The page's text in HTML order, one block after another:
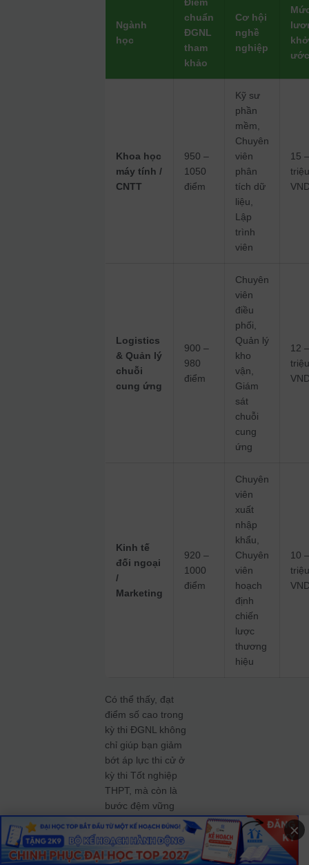
Ngành
học
chuẩn
ĐGNL
tham
khảo
Cơ hội
nghề
nghiệp
Khoa học
máy tính /
CNTT
950 –
1050
điểm
Kỹ sư
phần
mềm,
Chuyên
viên
phân
tích dữ
liệu,
Lập
trình
viên
15
Logistics
& Quản lý
chuỗi
cung ứng
900 –
980
điểm
Chuyên
viên
điều
phối,
Quản lý
kho
vận,
Giám
sát
chuỗi
cung
ứng
12
Kinh tế
đối ngoại
/
Marketing
920 –
1000
điểm
Chuyên
viên
xuất
nhập
khẩu,
Chuyên
viên
hoạch
định
chiến
lược
thương
hiệu
10
Có thể thấy, đạt
điểm số cao trong
kỳ thi ĐGNL không
chỉ giúp bạn giảm
bớt áp lực thi cử ở
kỳ thi Tốt nghiệp
THPT, mà còn là
bước đệm vững
chắc đưa bạn đến
gần hơn với những
công việc mơ ước
×